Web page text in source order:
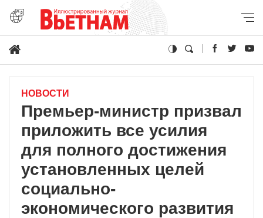
НОВОСТИ
Премьер-министр призвал
приложить все усилия
для полного достижения
установленных целей
социально-
экономического развития